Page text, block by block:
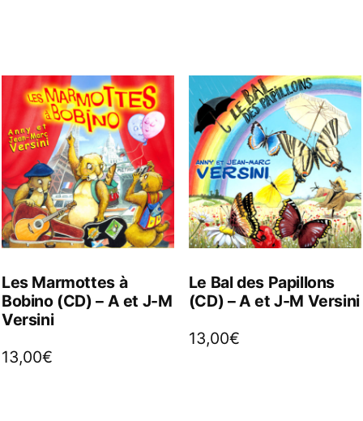
Les Marmottes à
Bobino (CD) – A et J-M
Versini
13,00€
Le Bal des Papillons
(CD) – A et J-M Versini
13,00€